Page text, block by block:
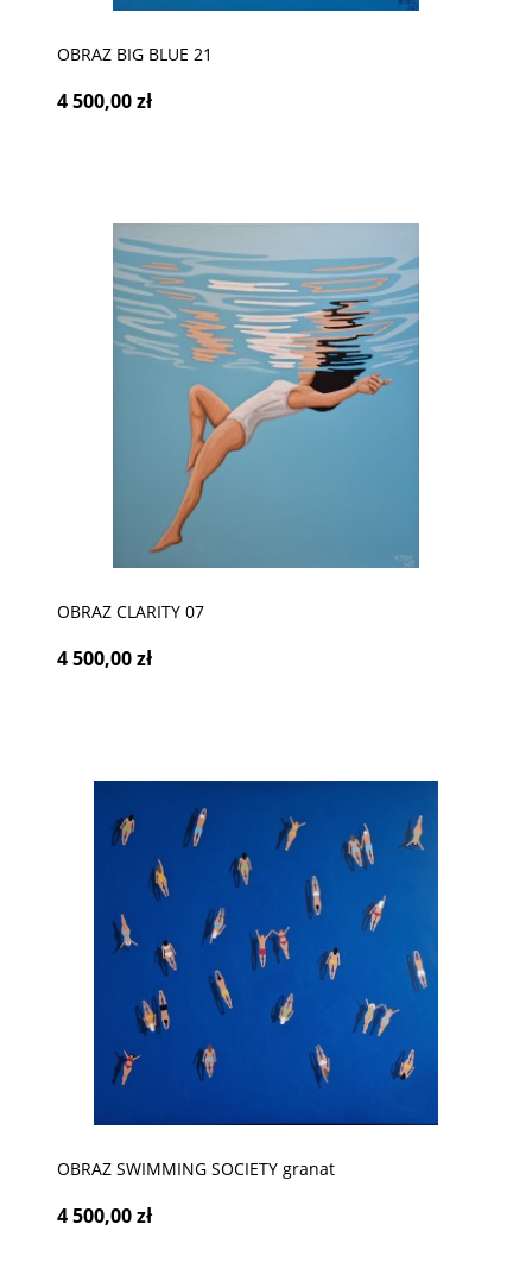
OBRAZ BIG BLUE 21
4 500,00 zł
OBRAZ CLARITY 07
4 500,00 zł
OBRAZ SWIMMING SOCIETY granat
4 500,00 zł